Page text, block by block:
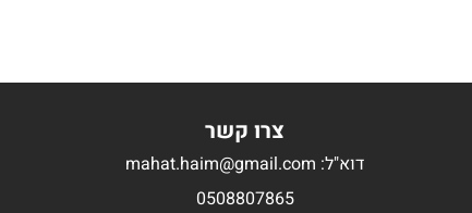
צרו קשר
דוא"ל: mahat.haim@gmail.com
0508807865